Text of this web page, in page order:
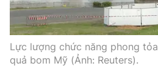
Mời thầu - Đấu thầu
Thi viết về GTVT
360 độ thể thao
Tư vấn
Hồ sơ tài liệu
Thế giới giao thông
Du lịch
Khám phá
Video
Thời sự
Lực lượng chức năng phong
quả bom Mỹ (Ảnh: Reuters).